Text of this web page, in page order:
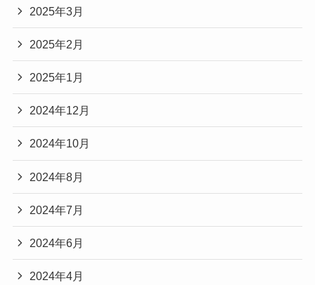
2025年3月
2025年2月
2025年1月
2024年12月
2024年10月
2024年8月
2024年7月
2024年6月
2024年4月